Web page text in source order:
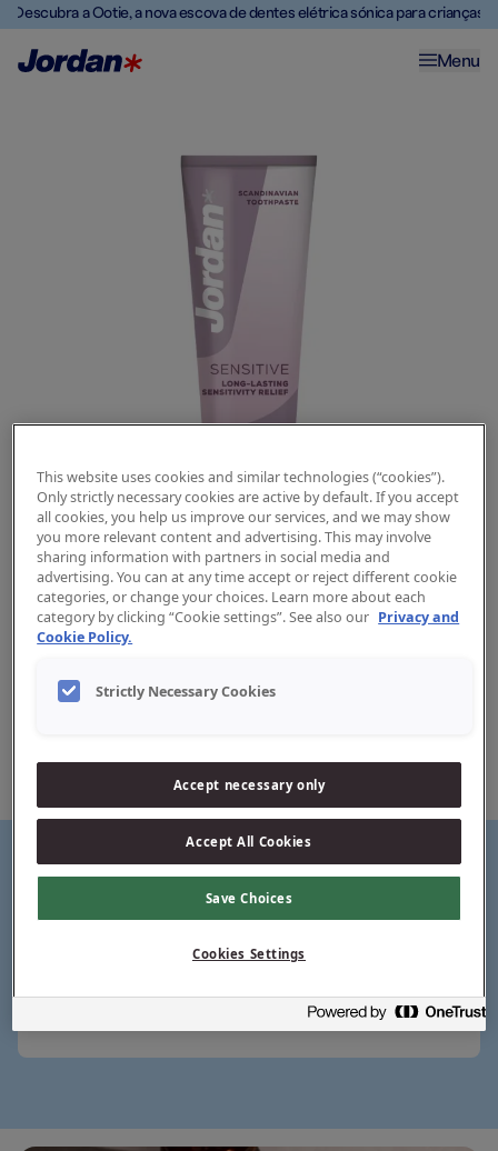
Descubra a Ootie, a nova escova de dentes elétrica sónica para crianças
Menu
Pasta Dentífrica Jordan Sensitive
A pasta de dentes Jordan Sensitive contém uma fórmula
suave desenvolvida para dentes e gengivas sensíveis. A
quando utilizada duas vezes por dia. Desenvolvido e
produzido na Escandinávia.
Desenvolvido e produzido na Escandinávia
This website uses cookies and similar technologies (“cookies”).
Only strictly necessary cookies are active by default. If you accept
all cookies, you help us improve our services, and we may show
you more relevant content and advertising. This may involve
sharing information with partners in social media and
advertising. You can at any time accept or reject different cookie
categories, or change your choices. Learn more about each
category by clicking “Cookie settings”. See also our Privacy and
Cookie Policy.
Strictly Necessary Cookies
Accept necessary only
Accept All Cookies
Save Choices
Cookies Settings